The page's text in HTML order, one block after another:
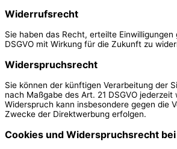
Widerrufsrecht
Sie haben das Recht, erteilte Einwilligungen
DSGVO mit Wirkung für die Zukunft zu
Widerspruchsrecht
Sie können der künftigen Verarbeitung der
nach Maßgabe des Art. 21 DSGVO
Widerspruch kann insbesondere gegen die
Zwecke der Direktwerbung erfolgen.
Cookies und Widerspruchsrecht